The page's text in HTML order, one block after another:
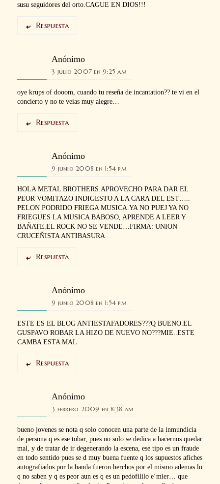
susu seguidores del orto.CAGUE EN DIOS!!!
Respuesta
Anónimo
3 julio 2007 en 9:25 am
oye krups of dooom, cuando tu reseña de incantation?? te vi en el
concierto y no te veías muy alegre…
Respuesta
Anónimo
9 junio 2008 en 1:54 pm
HOLA METAL BROTHERS.APROVECHO PARA DAR EL
PEOR VOMITAZO INDIGESTO A LA CARA DEL EST…..
PELON PODRIDO FRIEGA MUSICA.YA NO PUEJ YA NO
FRIEGUES LA MUSICA BABOSO, APRENDE A LEER Y
BAÑATE.EL ROCK NO SE VENDE…FIRMA: UNION
CRUCEÑISTA ANTIBASURA
Respuesta
Anónimo
9 junio 2008 en 1:54 pm
ESTE ES EL BLOG ANTIESTAFADORES???Q BUENO.EL
GUSPAVO ROBAR LA HIZO DE NUEVO NO???MIE..ESTE
CAMBA ESTA MAL
Respuesta
Anónimo
3 febrero 2009 en 8:38 am
bueno jovenes se nota q solo conocen una parte de la inmundicia
de persona q es ese tobar, pues no solo se dedica a hacernos quedar
mal, y de tratar de ir degenerando la escena, ese tipo es un fraude
en todo sentido pues se d muy buena fuente q los supuestos afiches
autografiados por la banda fueron herchos por el mismo ademas lo
q no saben y q es peor aun es q es un pedofililo e´mier… que